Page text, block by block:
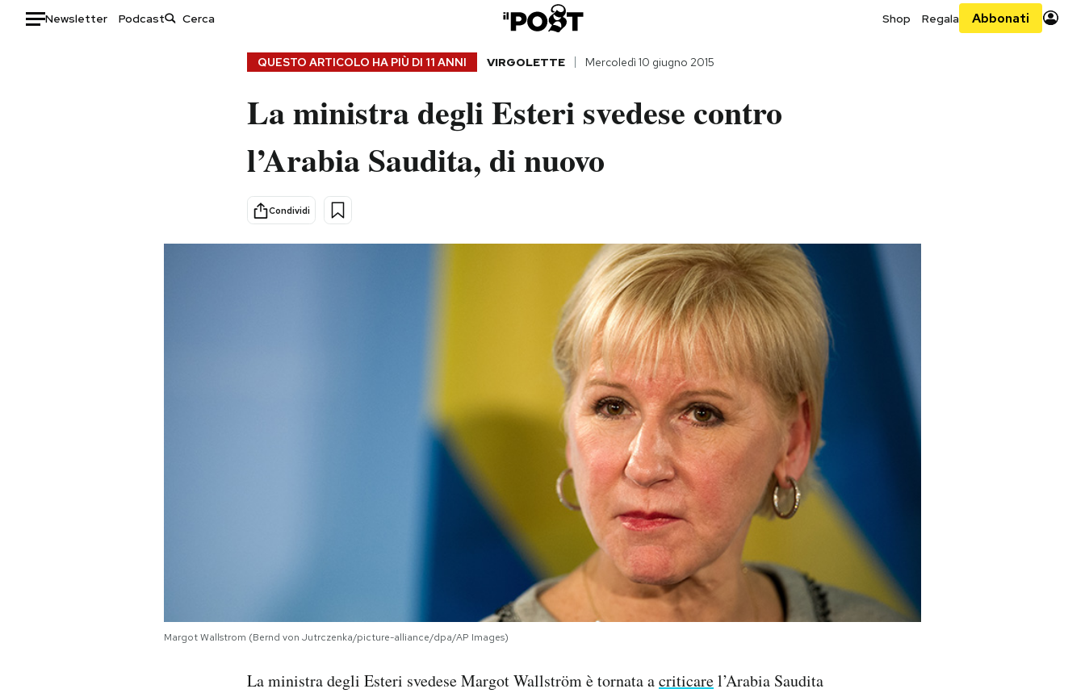
Newsletter Podcast Shop Regala Abbonati
Storie/Idee
Ok Boomer!
QUESTO ARTICOLO HA PIÙ DI 11 ANNI VIRGOLETTE Mercoledì 10 giugno 2015
La ministra degli Esteri svedese contro
l’Arabia Saudita, di nuovo
Condividi
Margot Wallstrom (Bernd von Jutrczenka/picture-alliance/dpa/AP Images)
La ministra degli Esteri svedese Margot Wallström è tornata acriticarel’Arabia Saudita